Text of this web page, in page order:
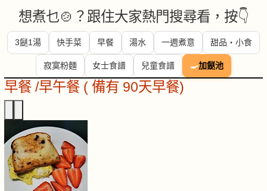
想煮乜🍲？跟住大家熱門搜尋看，按👇
3餸1湯 快手菜 早餐 湯水 一週煮意 甜品・小食
寂寞粉麵 女士食譜 兒童食譜 🍳加餸池
早餐 /早午餐 ( 備有 90天早餐)